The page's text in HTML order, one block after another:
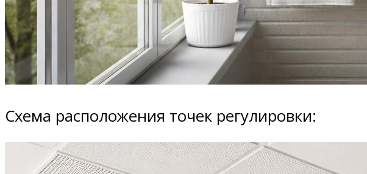
Схема расположения точек регулировки: